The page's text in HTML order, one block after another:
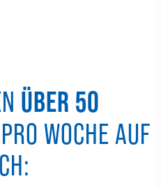
ÜBER 50
PRO WOCHE AUF